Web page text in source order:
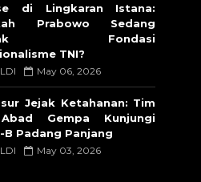
di Lingkaran Istana:
Prabowo Sedang
Fondasi
TNI?
May 06, 2026
Jejak Ketahanan: Tim
Gempa Kunjungi
B Padang Panjang
May 03, 2026